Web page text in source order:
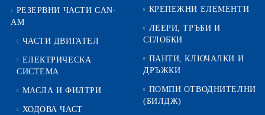
РЕЗЕРВНИ ЧАСТИ CAN-
AM
ЧАСТИ ДВИГАТЕЛ
ЕЛЕКТРИЧЕСКА
СИСТЕМА
МАСЛА И ФИЛТРИ
ХОДОВА ЧАСТ
КРЕПЕЖНИ ЕЛЕМЕНТИ
ЛЕЕРИ, ТРЪБИ И
СГЛОБКИ
ПАНТИ, КЛЮЧАЛКИ И
ДРЪЖКИ
ПОМПИ ОТВОДНИТЕЛНИ
(БИЛДЖ)